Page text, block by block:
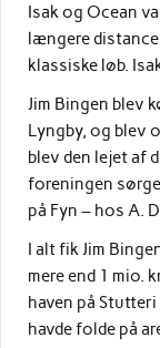
Isak og Ocean
længere
klassiske løb.
Jim Bingen blev
Lyngby, og blev
blev den lejet af
foreningen
på Fyn – hos A.
I alt fik Jim
mere end 1 mio.
haven på
havde folde på